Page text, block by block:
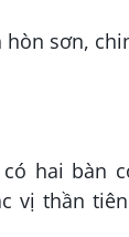
hai bàn
vị thần